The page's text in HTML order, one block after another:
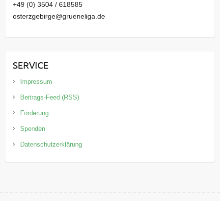
+49 (0) 3504 / 618585
osterzgebirge@grueneliga.de
SERVICE
Impressum
Beitrags-Feed (RSS)
Förderung
Spenden
Datenschutzerklärung